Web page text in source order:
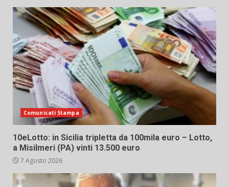
Comunicati Stampa
10eLotto: in Sicilia tripletta da 100mila euro – Lotto,
a Misilmeri (PA) vinti 13.500 euro
7 Agosto 2026